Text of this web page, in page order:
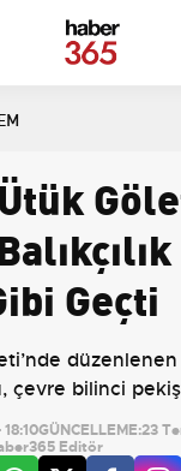
Geçti
çevre bilinci
GÜNCELLEME:23
Editör